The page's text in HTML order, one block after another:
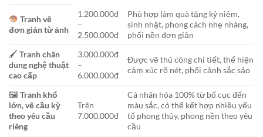
Tranh vẽ
đơn giản từ ảnh
1.200.000đ
–
2.500.000đ
Phù hợp làm quà tặng kỷ niệm,
sinh nhật, phong cách nhẹ nhàng,
phối nền đơn giản
🖌 Tranh chân
dung nghệ thuật
cao cấp
3.000.000đ
–
6.000.000đ
Được vẽ thủ công chi tiết, thể hiện
cảm xúc rõ nét, phối cảnh sắc sảo
🖼 Tranh khổ
lớn, vẽ cầu kỳ
theo yêu cầu
riêng
Trên
7.000.000đ
Cá nhân hóa 100% từ bố cục đến
màu sắc, có thể kết hợp nhiều yếu
tố phong thủy, phong nền theo yêu
cầu